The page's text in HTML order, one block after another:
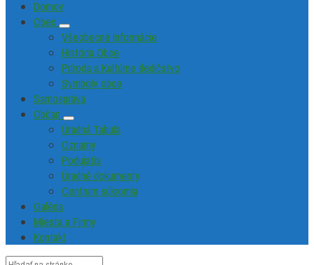
Domov
Obec
Všeobecné Informácie
História Obce
Príroda a Kultúrne dedičstvo
Symboly obce
Samospráva
Občan
Úradná Tabuľa
Oznamy
Podujatia
Úradné dokumenty
Centrum súkromia
Galéria
Miesta a Firmy
Kontakt